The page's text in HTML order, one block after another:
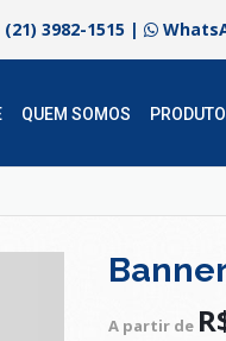
(21) 3982-1515 |
QUEM SOMOS
A partir de